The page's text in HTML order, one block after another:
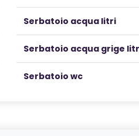
Serbatoio acqua litri
Serbatoio acqua grige
Serbatoio wc